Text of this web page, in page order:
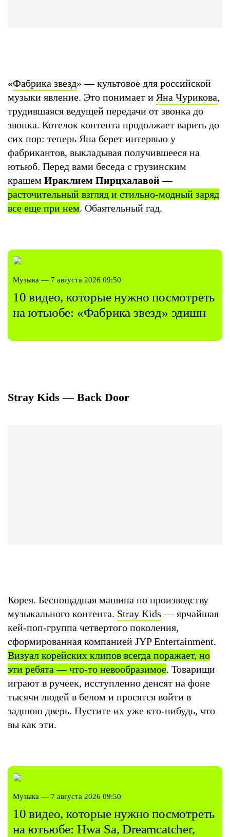
«Фабрика звезд» — культовое для российской
музыки явление. Это понимает и Яна Чурикова,
трудившаяся ведущей передачи от звонка до
звонка. Котелок контента продолжает варить до
сих пор: теперь Яна берет интервью у
фабрикантов, выкладывая получившееся на
ютьюб. Перед вами беседа с грузинским
крашем Ираклием Пирцхалавой —
расточительный взгляд и стильно-модный заряд
все еще при нем. Обаятельный гад.
Музыка — 7 августа 2026 09:50
10 видео, которые нужно посмотреть
на ютьюбе: «Фабрика звезд» эдишн
Stray Kids — Back Door
Корея. Беспощадная машина по производству
музыкального контента. Stray Kids — ярчайшая
кей-поп-группа четвертого поколения,
сформированная компанией JYP Entertainment.
Визуал корейских клипов всегда поражает, но
эти ребята — что-то невообразимое. Товарищи
играют в ручеек, исступленно денсят на фоне
тысячи людей в белом и просятся войти в
заднюю дверь. Пустите их уже кто-нибудь, что
вы как эти.
Музыка — 7 августа 2026 09:50
10 видео, которые нужно посмотреть
на ютьюбе: Hwa Sa, Dreamcatcher,